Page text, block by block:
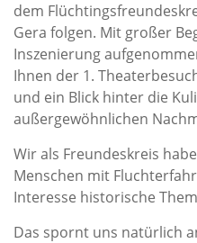
dem
Gera folgen. Mit großer
Inszenierung
Ihnen der 1.
und ein Blick hinter die
außergewöhnlichen
Wir als Freundeskreis
Menschen mit
Interesse historische
Das spornt uns natürlich